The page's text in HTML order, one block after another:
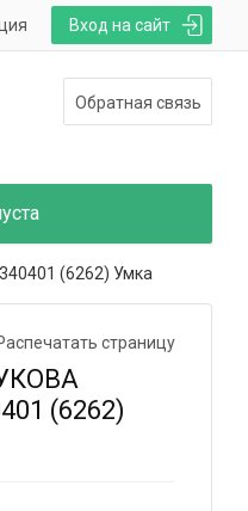
Вход на сайт
Обратная связь
(6262) Умка
страницу
(6262)